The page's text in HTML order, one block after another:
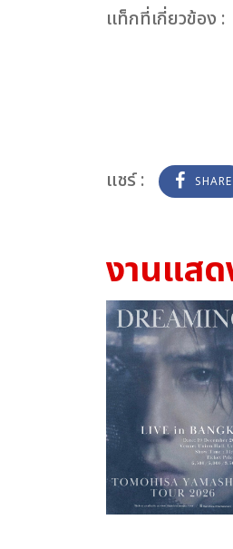
เเท็กที่เกี่ยวข้อง :
แชร์ : SHARE
งานแส